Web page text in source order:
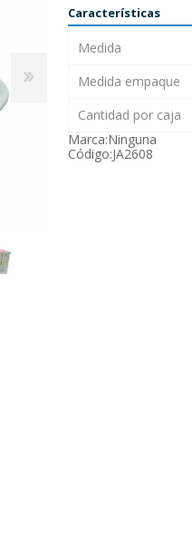
Características
Medida
Medida empaque
Cantidad por caja
Marca:Ninguna
Código:JA2608